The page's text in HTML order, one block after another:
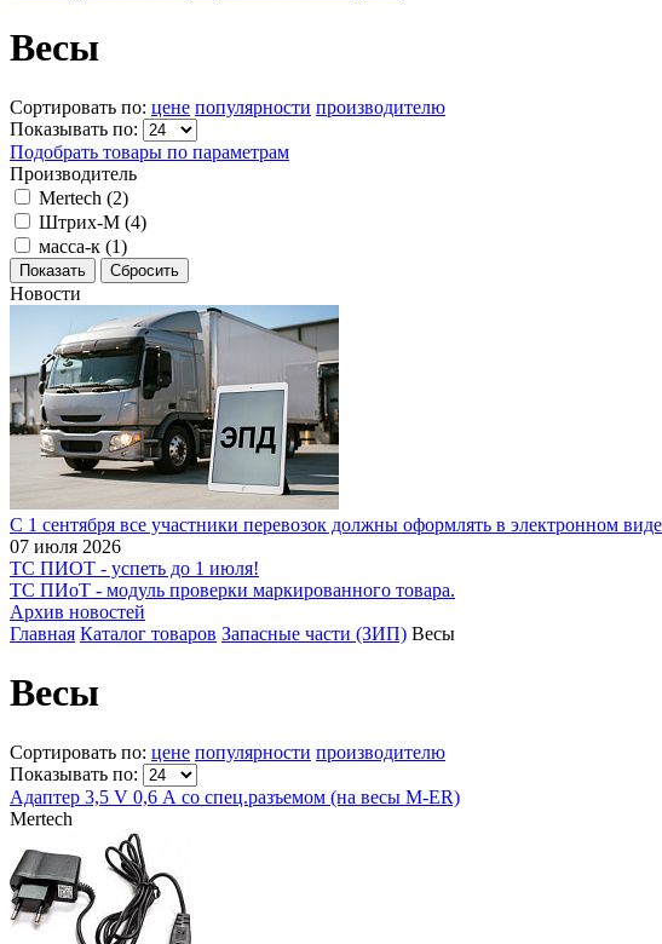
Весы
Сортировать по: цене популярности производителю
Показывать по:
Подобрать товары по параметрам
Производитель
Mertech (2)
Штрих-М (4)
масса-к (1)
Новости
С 1 сентября все участники перевозок должны оформлять в электронном
07 июля 2026
ТС ПИОТ - успеть до 1 июля!
ТС ПИоТ - модуль проверки маркированного товара.
Архив новостей
Главная Каталог товаров Запасные части (ЗИП) Весы
Весы
Сортировать по: цене популярности производителю
Показывать по:
Адаптер 3,5 V 0,6 А со спец.разъемом (на весы М-ЕR)
Mertech